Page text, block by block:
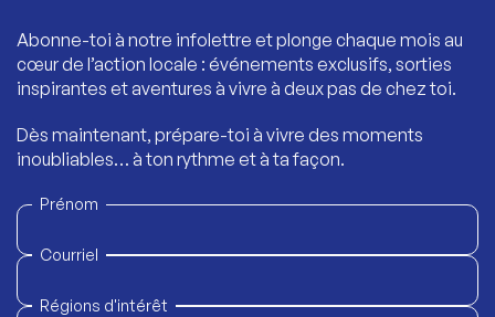
Abonne-toi à notre infolettre et plonge chaque mois au
cœur de l’action locale : événements exclusifs, sorties
inspirantes et aventures à vivre à deux pas de chez toi.
Dès maintenant, prépare-toi à vivre des moments
inoubliables… à ton rythme et à ta façon.
Prénom
Courriel
Régions d'intérêt